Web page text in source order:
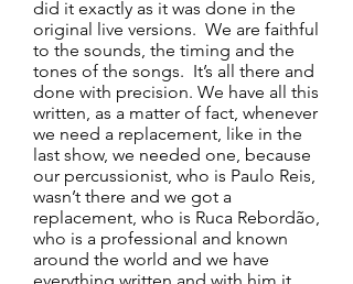
did it exactly as it was done in the
original live versions. We are faithful
to the sounds, the timing and the
tones of the songs. It’s all there and
done with precision. We have all this
written, as a matter of fact, whenever
we need a replacement, like in the
last show, we needed one, because
our percussionist, who is Paulo Reis,
wasn’t there and we got a
replacement, who is Ruca Rebordão,
who is a professional and known
around the world and we have